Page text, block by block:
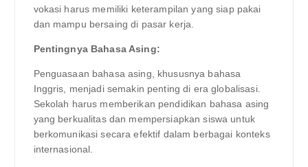
vokasi harus memiliki keterampilan yang siap pakai
dan mampu bersaing di pasar kerja.
Pentingnya Bahasa Asing:
Penguasaan bahasa asing, khususnya bahasa
Inggris, menjadi semakin penting di era globalisasi.
Sekolah harus memberikan pendidikan bahasa asing
yang berkualitas dan mempersiapkan siswa untuk
berkomunikasi secara efektif dalam berbagai konteks
internasional.